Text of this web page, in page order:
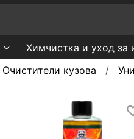
Химчистка и уход за
Очистители кузова